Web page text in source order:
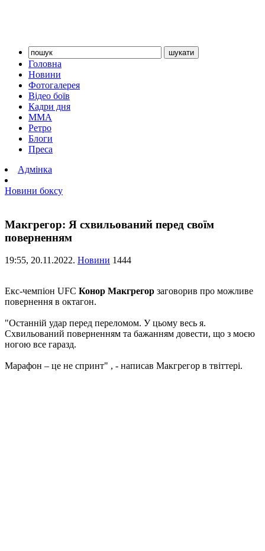
Головна
Новини
Фотогалерея
Відео боїв
Кадри дня
ММА
Ретро
Блоги
Преса
Адмінка
Новини боксу
Макгрегор: Я схвильований перед своїм
поверненням
19:55, 20.11.2022. Новини 1444
Екс-чемпіон UFC Конор Макгрегор заговорив про можливе
повернення в октагон.
"Останній удар перед переломом. У цьому весь я.
Схвильований поверненням та бажанням довести, що з моєю
ногою все гаразд.
Марафон – це не спринт" , - написав Макгрегор в твіттері.